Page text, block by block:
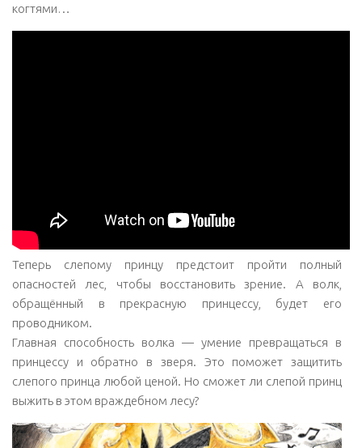
когтями…
Теперь слепому принцу предстоит пройти полный
опасностей лес, чтобы восстановить зрение. А волк,
обращённый в прекрасную принцессу, будет его
проводником.
Главная способность волка — умение превращаться в
принцессу и обратно в зверя. Это поможет защитить
слепого принца любой ценой. Но сможет ли слепой принц
выжить в этом враждебном лесу?